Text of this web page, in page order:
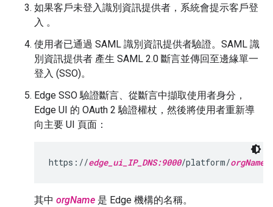
如果客戶未登入識別資訊提供者，系統會提示客戶登
入 。
使用者已通過 SAML 識別資訊提供者驗證。SAML 識
別資訊提供者 產生 SAML 2.0 斷言並傳回至邊緣單一
登入 (SSO)。
Edge SSO 驗證斷言、從斷言中擷取使用者身分，
Edge UI 的 OAuth 2 驗證權杖，然後將使用者重新導
向主要 UI 頁面：
https://edge_ui_IP_DNS:9000/platform/orgName
其中 orgName 是 Edge 機構的名稱。